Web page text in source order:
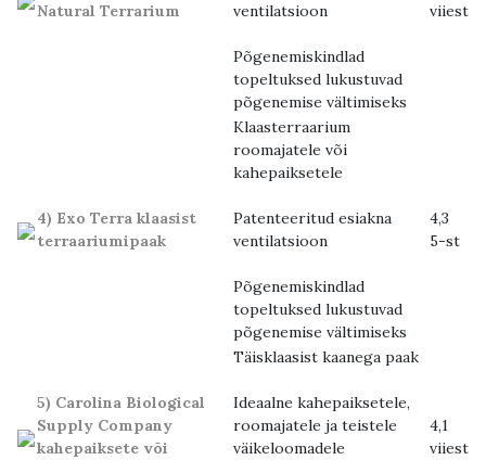
Natural Terrarium
ventilatsioon
Põgenemiskindlad
topeltuksed lukustuvad
põgenemise vältimiseks
viiest
4) Exo Terra klaasist
terraariumipaak
Klaasterraarium
roomajatele või
kahepaiksetele
Patenteeritud esiakna
ventilatsioon
Põgenemiskindlad
topeltuksed lukustuvad
põgenemise vältimiseks
4,3
5-st
5) Carolina Biological
Supply Company
kahepaiksete või
Täisklaasist kaanega paak
Ideaalne kahepaiksetele,
roomajatele ja teistele
väikeloomadele
4,1
viiest